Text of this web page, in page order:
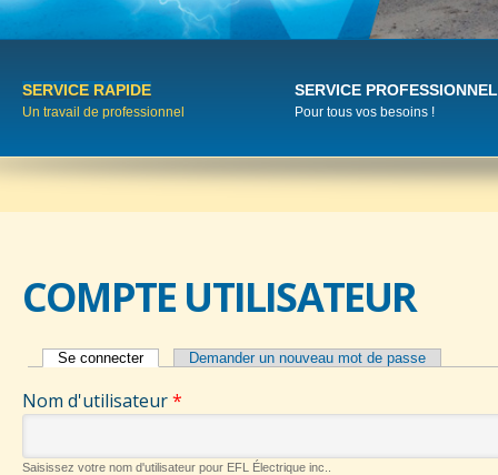
SERVICE RAPIDE
Un travail de professionnel
SERVICE PROFESSIONNEL
Pour tous vos besoins !
COMPTE UTILISATEUR
ONGLETS PRINCIPAUX
Se connecter(onglet actif)Demander un nouveau mot de passe
Nom d'utilisateur*
Saisissez votre nom d'utilisateur pour EFL Électrique inc..